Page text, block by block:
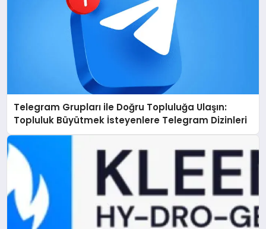
Telegram Grupları ile Doğru Topluluğa Ulaşın:
Topluluk Büyütmek İsteyenlere Telegram Dizinleri